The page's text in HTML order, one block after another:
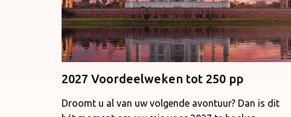
2027 Voordeelweken tot 250 pp
Droomt u al van uw volgende avontuur? Dan is dit